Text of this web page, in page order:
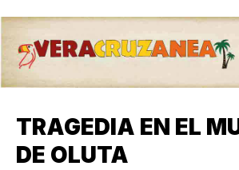
TRAGEDIA EN EL
DE OLUTA